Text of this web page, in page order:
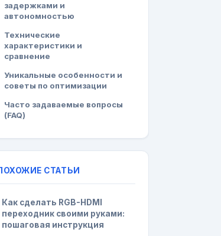
задержками и
автономностью
Технические
характеристики и
сравнение
Уникальные особенности и
советы по оптимизации
Часто задаваемые вопросы
(FAQ)
СТАТЬИ
Как сделать RGB-HDMI
переходник своими руками:
пошаговая инструкция